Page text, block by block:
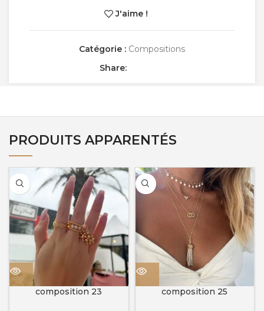
J'aime !
Catégorie : Compositions
Share:
PRODUITS APPARENTÉS
composition 23 composition 25